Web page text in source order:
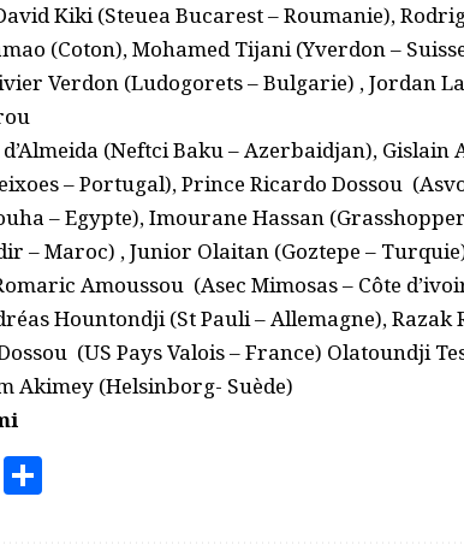
Kiki (Steuea Bucarest – Roumanie),
(Coton), Mohamed Tijani (Yverdon –
Verdon (Ludogorets – Bulgarie) , Jordan
d’Almeida (Neftci Baku – Azerbaidjan), Gislain
– Portugal), Prince Ricardo Dossou
– Egypte), Imourane Hassan
– Maroc) , Junior Olaitan (Goztepe –
Amoussou (Asec Mimosas – Côte
Hountondji (St Pauli – Allemagne), Razak
(US Pays Valois – France) Olatoundji
Akimey (Helsinborg- Suède)
Email